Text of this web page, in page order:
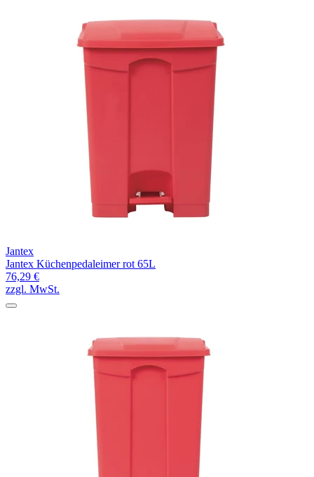
Jantex
Jantex Küchenpedaleimer rot 65L
76,29 €
zzgl. MwSt.